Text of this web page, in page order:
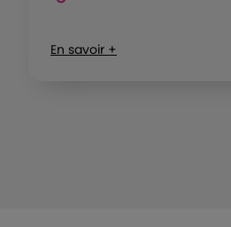
En savoir +